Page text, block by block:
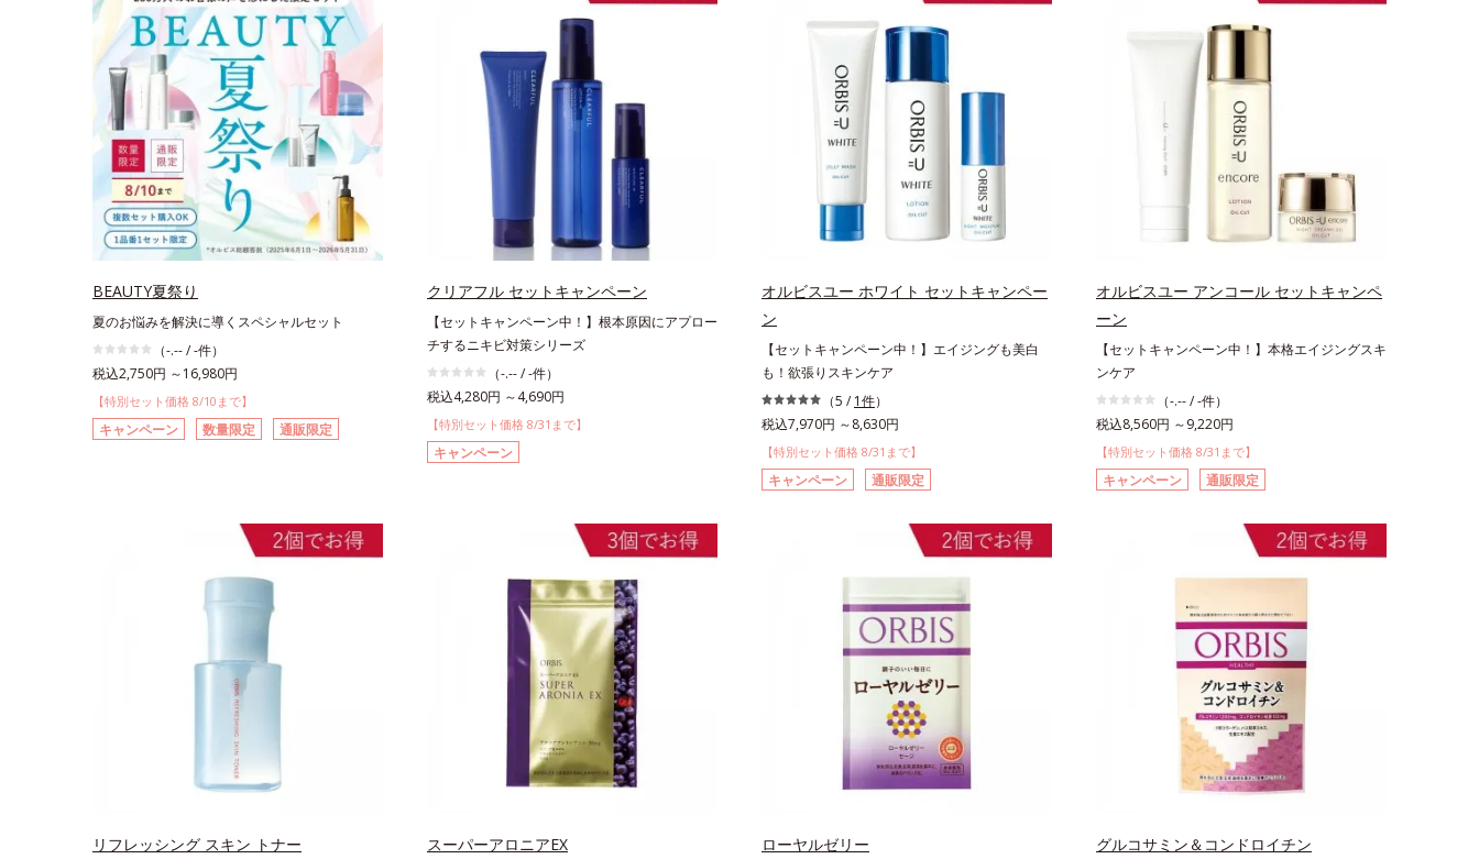
BEAUTY夏祭り
夏のお悩みを解決に導くスペシャルセット
（-.-- / -件）
税込2,750円 ～16,980円
【特別セット価格 8/10まで】
キャンペーン 数量限定 通販限定
クリアフル セットキャンペーン
【セットキャンペーン中！】根本原因にアプロー
チするニキビ対策シリーズ
（-.-- / -件）
税込4,280円 ～4,690円
【特別セット価格 8/31まで】
キャンペーン
オルビスユー ホワイト セットキャンペー
ン
【セットキャンペーン中！】エイジングも美白
も！欲張りスキンケア
（5 / 1件）
税込7,970円 ～8,630円
【特別セット価格 8/31まで】
キャンペーン 通販限定
オルビスユー アンコール セットキャンペ
ーン
【セットキャンペーン中！】本格エイジングスキ
ンケア
（-.-- / -件）
税込8,560円 ～9,220円
【特別セット価格 8/31まで】
キャンペーン 通販限定
リフレッシング スキン トナー スーパーアロニアEX ローヤルゼリー グルコサミン＆コンドロイチン